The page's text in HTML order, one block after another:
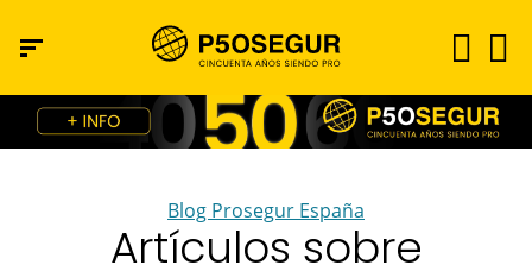
Blog Prosegur España
Artículos sobre